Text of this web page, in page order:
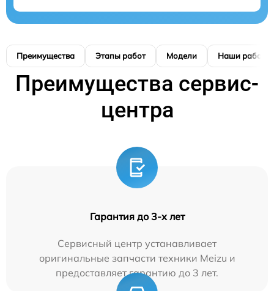
Преимущества Этапы работ Модели Наши работы
Преимущества сервис-
центра
Гарантия до 3-х лет
Сервисный центр устанавливает
оригинальные запчасти техники Meizu и
предоставляет гарантию до 3 лет.